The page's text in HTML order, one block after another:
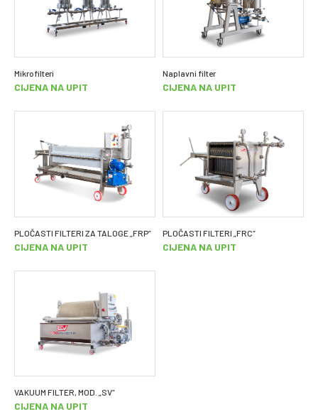
Mikrofilteri
CIJENA NA UPIT
Naplavni filter
CIJENA NA UPIT
PLOČASTI FILTERI ZA TALOGE „FRP“
CIJENA NA UPIT
PLOČASTI FILTERI „FRC“
CIJENA NA UPIT
VAKUUM FILTER, MOD. „SV“
CIJENA NA UPIT